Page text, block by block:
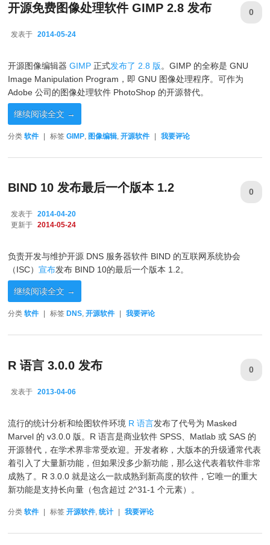
开源免费图像处理软件 GIMP 2.8 发布
发表于 2014-05-24
0
开源图像编辑器GIMP 正式发布了 2.8 版。GIMP 的全称是 GNU
Image Manipulation Program，即 GNU 图像处理程序。可作为
Adobe 公司的图像处理软件 PhotoShop 的开源替代。
继续阅读全文 →
分类 软件 | 标签 GIMP, 图像编辑,开源软件 | 我要评论
BIND 10 发布最后一个版本 1.2
发表于
2014-04-20
更新于
2014-05-24
0
负责开发与维护开源 DNS 服务器软件 BIND 的互联网系统协会
（ISC）宣布发布 BIND 10的最后一个版本 1.2。
继续阅读全文 →
分类 软件 标签 DNS,开源软件 我要评论
R 语言 3.0.0 发布
发表于 2013-04-06
0
流行的统计分析和绘图软件环境 R 语言发布了代号为 Masked
Marvel 的 v3.0.0 版。R 语言是商业软件 SPSS、Matlab 或 SAS 的
开源替代，在学术界非常受欢迎。开发者称，大版本的升级通常代表
着引入了大量新功能，但如果没多少新功能，那么这代表着软件非常
成熟了。R 3.0.0 就是这么一款成熟到新高度的软件，它唯一的重大
新功能是支持长向量（包含超过 2^31-1 个元素）。
分类 软件 | 标签 开源软件,统计 | 我要评论